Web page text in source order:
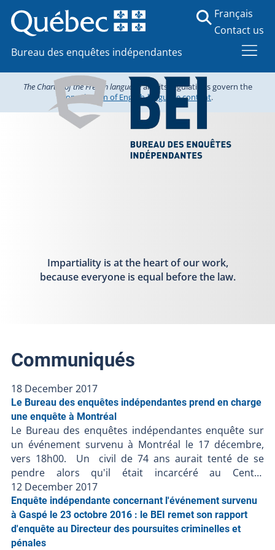
Bureau des enquêtes indépendantes
Français
Contact us
The Charter of the French languageand its regulations govern the
consultation of English-language content.
Impartiality is at the heart of our work,
because everyone is equal before the law.
Communiqués
18 December 2017
Le Bureau des enquêtes indépendantes prend en charge
une enquête à Montréal
Le Bureau des enquêtes indépendantes enquête sur
un événement survenu à Montréal le 17 décembre,
vers 18h00. Un civil de 74 ans aurait tenté de se
pendre alors qu'il était incarcéré au Centre
opérationnel est du Service de police de la Ville de
Montréal. Les renseignements préliminaires
communiqués au BEI suggèrent ce qui suit : - Vers 18 h
00, un homme de 74 ans qui était détenu au Centre
opérationnel est du SPVM aurait été retrouvé pendu
12 December 2017
Enquête indépendante concernant l'événement survenu
à Gaspé le 23 octobre 2016 : le BEI remet son rapport
d'enquête au Directeur des poursuites criminelles et
pénales